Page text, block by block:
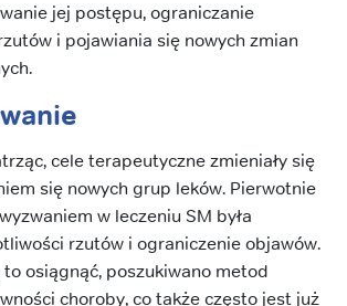
jej postępu, ograniczanie
i pojawiania się nowych zmian
cele terapeutyczne zmieniały się
się nowych grup leków. Pierwotnie
w leczeniu SM była
rzutów i ograniczenie objawów.
to osiągnąć, poszukiwano metod
choroby, co także często jest już